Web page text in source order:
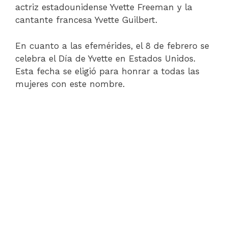
actriz estadounidense Yvette Freeman y la
cantante francesa Yvette Guilbert.
En cuanto a las efemérides, el 8 de febrero se
celebra el Día de Yvette en Estados Unidos.
Esta fecha se eligió para honrar a todas las
mujeres con este nombre.